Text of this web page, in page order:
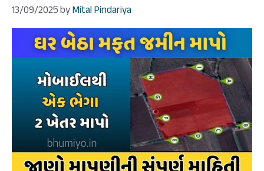
13/09/2025byMital Pindariya